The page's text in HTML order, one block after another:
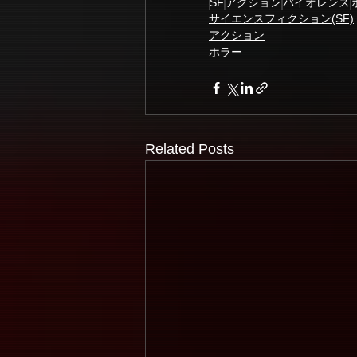
サイエンスフィクション(SF)
アクション
ホラー
Related Posts